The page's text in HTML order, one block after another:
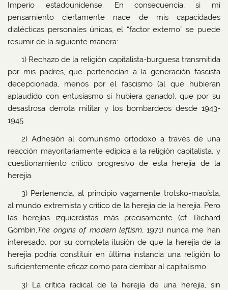
Imperio estadounidense. En consecuencia, si mi
pensamiento ciertamente nace de mis capacidades
dialécticas personales únicas, el “factor externo” se puede
resumir de la siguiente manera:
1) Rechazo de la religión capitalista-burguesa transmitida
por mis padres, que pertenecían a la generación fascista
decepcionada, menos por el fascismo (al que hubieran
aplaudido con entusiasmo si hubiera ganado), que por su
desastrosa derrota militar y los bombardeos desde 1943-
1945.
2) Adhesión al comunismo ortodoxo a través de una
reacción mayoritariamente edípica a la religión capitalista, y
cuestionamiento crítico progresivo de esta herejía de la
herejía.
3) Pertenencia, al principio vagamente trotsko-maoísta,
al mundo extremista y crítico de la herejía de la herejía. Pero
las herejías izquierdistas más precisamente (cf. Richard
Gombin,The origins of modern leftism, 1971) nunca me han
interesado, por su completa ilusión de que la herejía de la
herejía podría constituir en última instancia una religión lo
suficientemente eficaz como para derribar al capitalismo.
3) La crítica radical de la herejía de una herejía, sin